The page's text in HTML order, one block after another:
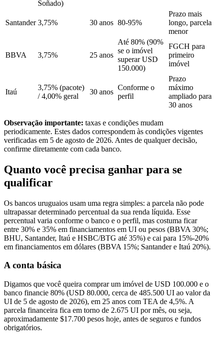
Soñado)
Santander 3,75% 30 anos 80-95%
Prazo mais
longo, parcela
menor
BBVA 3,75% 25 anos
Até 80% (90%
se o imóvel
superar USD
150.000)
FGCH para
primeiro
imóvel
Itaú
3,75% (pacote)
/ 4,00% geral
30 anos
Conforme o
perfil
Prazo
máximo
ampliado para
30 anos
Observação importante: taxas e condições mudam
periodicamente. Estes dados correspondem às condições vigentes
verificadas em 5 de agosto de 2026. Antes de qualquer decisão,
confirme diretamente com cada banco.
Quanto você precisa ganhar para se
qualificar
Os bancos uruguaios usam uma regra simples: a parcela não pode
ultrapassar determinado percentual da sua renda líquida. Esse
percentual varia conforme o banco e o perfil, mas costuma ficar
entre 30% e 35% em financiamentos em UI ou pesos (BBVA 30%;
BHU, Santander, Itaú e HSBC/BTG até 35%) e cai para 15%-20%
em financiamentos em dólares (BBVA 15%; Santander e Itaú 20%).
A conta básica
Digamos que você queira comprar um imóvel de USD 100.000 e o
banco financie 80% (USD 80.000, cerca de 485.500 UI ao valor da
UI de 5 de agosto de 2026), em 25 anos com TEA de 4,5%. A
parcela financeira fica em torno de 2.675 UI por mês, ou seja,
aproximadamente $17.700 pesos hoje, antes de seguros e fundos
obrigatórios.